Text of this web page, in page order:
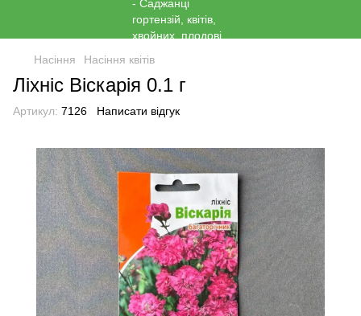
Насіння Насіння квітів
Ліхніс Віскарія 0.1 г
Артикул: 7126 Написати відгук